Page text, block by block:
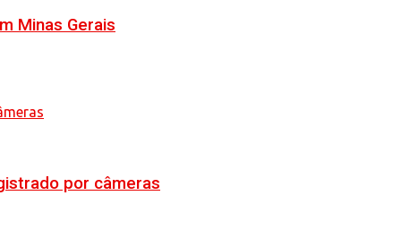
por câmeras
Minas Gerais